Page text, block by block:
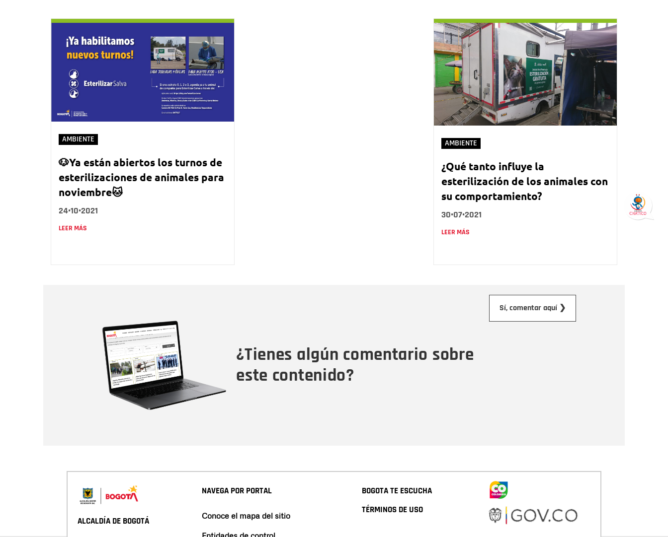
AMBIENTE
🐶Ya están abiertos los turnos de
esterilizaciones de animales para
noviembre🐱
24•10•2021
LEER MÁS
AMBIENTE
¿Qué tanto influye la
esterilización de los animales con
su comportamiento?
30•07•2021
LEER MÁS
¿Tienes algún comentario sobre
este contenido?
Sí, comentar aquí ❯
ALCALDÍA DE BOGOTÁ
NAVEGA POR PORTAL
Conoce el mapa del sitio
BOGOTA TE ESCUCHA
TÉRMINOS DE USO